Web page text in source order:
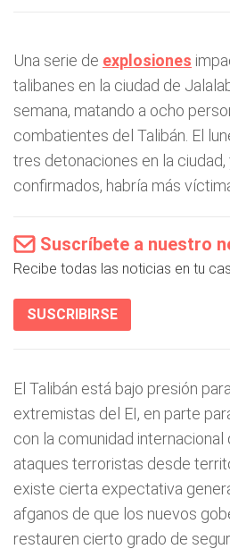
Una serie de explosiones
talibanes en la ciudad de
semana, matando a ocho
combatientes del Talibán. El
tres detonaciones en la
confirmados, habría más
Suscríbete a nuestro
Recibe todas las noticias en tu
SUSCRIBIRSE
El Talibán está bajo presión
extremistas del EI, en parte
con la comunidad internacional
ataques terroristas desde
existe cierta expectativa
afganos de que los nuevos
restauren cierto grado de